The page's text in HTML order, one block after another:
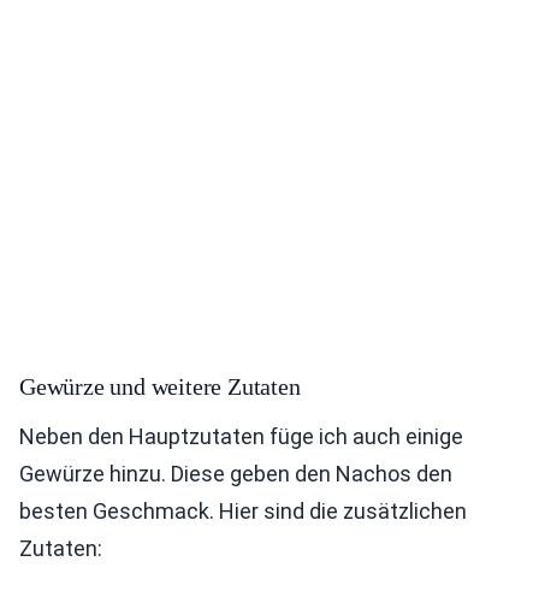
Gewürze und weitere Zutaten
Neben den Hauptzutaten füge ich auch einige
Gewürze hinzu. Diese geben den Nachos den
besten Geschmack. Hier sind die zusätzlichen
Zutaten: